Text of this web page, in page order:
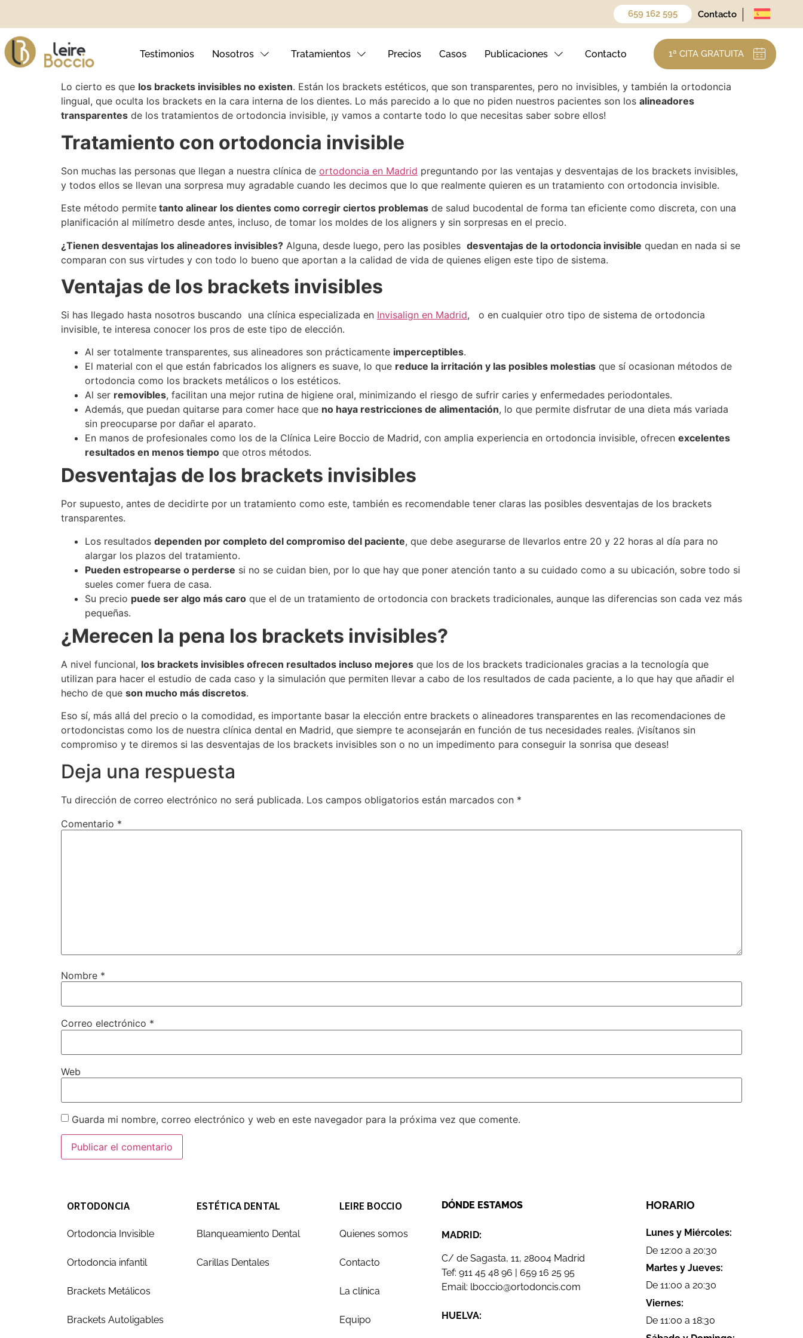
659 162 595 Contacto
Testimonios Nosotros Tratamientos
Ortodoncia Invisible
Brackets Metálicos
Brackets Autoligables
Brackets Estéticos
Blanqueamiento Dental
Sonrisa Gingival
Precios Casos Publicaciones Contacto 1ª CITA GRATUITA
de conseguir la sonrisa que deseas sin que nadie note que llevas aparato, ¿pero
existen los brackets invisibles? ¿Qué desventajas conllevan
respecto a otros sistemas?
Lo cierto es que los brackets invisibles no existen. Están los brackets estéticos, que son transparentes, pero no invisibles, y también la ortodoncia
lingual, que oculta los brackets en la cara interna de los dientes. Lo más parecido a lo que no piden nuestros pacientes son los alineadores
transparentes de los tratamientos de ortodoncia invisible, ¡y vamos a contarte todo lo que necesitas saber sobre ellos!
Tratamiento con ortodoncia invisible
Son muchas las personas que llegan a nuestra clínica de ortodoncia en Madrid preguntando por las ventajas y desventajas de los brackets invisibles,
y todos ellos se llevan una sorpresa muy agradable cuando les decimos que lo que realmente quieren es un tratamiento con ortodoncia invisible.
Este método permite tanto alinear los dientes como corregir ciertos problemas de salud bucodental de forma tan eficiente como discreta, con una
planificación al milímetro desde antes, incluso, de tomar los moldes de los aligners y sin sorpresas en el precio.
¿Tienen desventajas los alineadores invisibles? Alguna, desde luego, pero las posibles desventajas de la ortodoncia invisible quedan en nada si se
comparan con sus virtudes y con todo lo bueno que aportan a la calidad de vida de quienes eligen este tipo de sistema.
Ventajas de los brackets invisibles
Si has llegado hasta nosotros buscando una clínica especializada en Invisalign en Madrid, o en cualquier otro tipo de sistema de ortodoncia
invisible, te interesa conocer los pros de este tipo de elección.
Al ser totalmente transparentes, sus alineadores son prácticamente imperceptibles.
El material con el que están fabricados los aligners es suave, lo que reduce la irritación y las posibles molestias que sí ocasionan métodos de
ortodoncia como los brackets metálicos o los estéticos.
Al ser removibles, facilitan una mejor rutina de higiene oral, minimizando el riesgo de sufrir caries y enfermedades periodontales.
Además, que puedan quitarse para comer hace que no haya restricciones de alimentación, lo que permite disfrutar de una dieta más variada
sin preocuparse por dañar el aparato.
En manos de profesionales como los de la Clínica Leire Boccio de Madrid, con amplia experiencia en ortodoncia invisible, ofrecen excelentes
resultados en menos tiempo que otros métodos.
Desventajas de los brackets invisibles
Por supuesto, antes de decidirte por un tratamiento como este, también es recomendable tener claras las posibles desventajas de los brackets
transparentes.
Los resultados dependen por completo del compromiso del paciente, que debe asegurarse de llevarlos entre 20 y 22 horas al día para no
alargar los plazos del tratamiento.
Pueden estropearse o perderse si no se cuidan bien, por lo que hay que poner atención tanto a su cuidado como a su ubicación, sobre todo si
sueles comer fuera de casa.
Su precio puede ser algo más caro que el de un tratamiento de ortodoncia con brackets tradicionales, aunque las diferencias son cada vez más
pequeñas.
¿Merecen la pena los brackets invisibles?
A nivel funcional, los brackets invisibles ofrecen resultados incluso mejores que los de los brackets tradicionales gracias a la tecnología que
utilizan para hacer el estudio de cada caso y la simulación que permiten llevar a cabo de los resultados de cada paciente, a lo que hay que añadir el
hecho de que son mucho más discretos.
Eso sí, más allá del precio o la comodidad, es importante basar la elección entre brackets o alineadores transparentes en las recomendaciones de
ortodoncistas como los de nuestra clínica dental en Madrid, que siempre te aconsejarán en función de tus necesidades reales. ¡Visítanos sin
compromiso y te diremos si las desventajas de los brackets invisibles son o no un impedimento para conseguir la sonrisa que deseas!
Deja una respuesta
Tu dirección de correo electrónico no será publicada. Los campos obligatorios están marcados con *
Comentario *
Nombre *
Correo electrónico *
Web
Guarda mi nombre, correo electrónico y web en este navegador para la próxima vez que comente.
ORTODONCIA
Ortodoncia Invisible
Ortodoncia infantil
Brackets Metálicos
Brackets Autoligables
ESTÉTICA DENTAL
Blanqueamiento Dental
Carillas Dentales
LEIRE BOCCIO
Quienes somos
Contacto
La clínica
Equipo
DÓNDE ESTAMOS
MADRID:
C/ de Sagasta, 11, 28004 Madrid
Tef: 911 45 48 96 | 659 16 25 95
Email: lboccio@ortodoncis.com
HUELVA:
HORARIO
Lunes y Miércoles:
De 12:00 a 20:30
Martes y Jueves:
De 11:00 a 20:30
Viernes:
De 11:00 a 18:30